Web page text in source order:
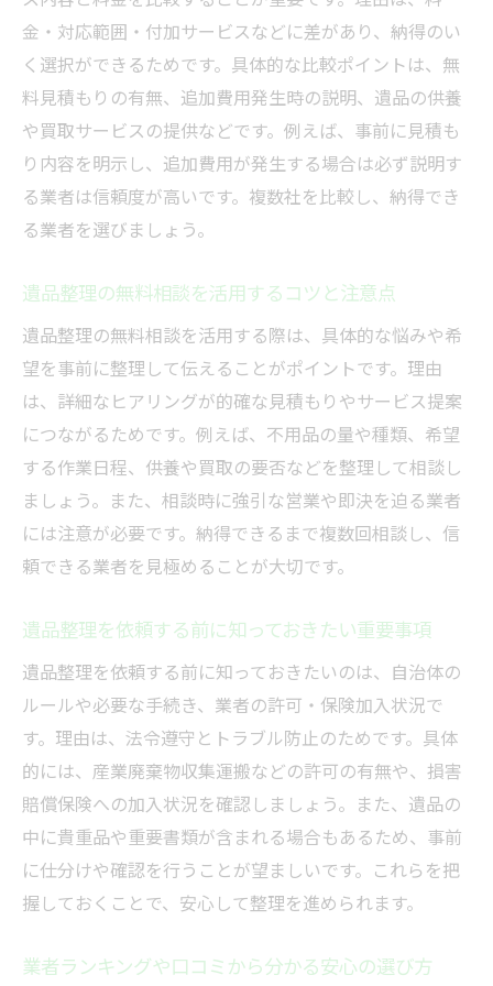
悪質な不用品回収業者を見抜くための基準
不用品回収でトラブルを避ける賢い対策法
口コミで分かる危険な業者の共通点
許可や実績で選ぶ安心の業者とは
不用品回収業者の危険性と安全な依頼先の
探し方
費用相場を把握して遺品整理の負担を減らす
遺品整理の費用相場を知るメリットとは
福岡で不用品回収の相場を賢く調べる方法
見積もり時に確認したい費用内訳のポイン
ト
遺品整理の追加料金を防ぐチェックリスト
相場より高い費用を避けるための工夫
費用とサービス内容を比較する際の注意点
無料見積もりで分かる不用品回収業者の強
複数の見積もりを比較して最適な業者を選
ぶ方法
見積もり時の質問で信頼度を見極めるコツ
不用品回収費用の内訳を詳しく確認するポ
イント
オンラインや電話で簡単見積もりを依頼す
る流れ
法
金・対応範囲・付加サービスなどに差があり、納得のい
く選択ができるためです。具体的な比較ポイントは、無
料見積もりの有無、追加費用発生時の説明、遺品の供養
や買取サービスの提供などです。例えば、事前に見積も
り内容を明示し、追加費用が発生する場合は必ず説明す
る業者は信頼度が高いです。複数社を比較し、納得でき
る業者を選びましょう。
遺品整理の無料相談を活用するコツと注意点
遺品整理の無料相談を活用する際は、具体的な悩みや希
望を事前に整理して伝えることがポイントです。理由
は、詳細なヒアリングが的確な見積もりやサービス提案
につながるためです。例えば、不用品の量や種類、希望
する作業日程、供養や買取の要否などを整理して相談し
ましょう。また、相談時に強引な営業や即決を迫る業者
には注意が必要です。納得できるまで複数回相談し、信
頼できる業者を見極めることが大切です。
遺品整理を依頼する前に知っておきたい重要事項
遺品整理を依頼する前に知っておきたいのは、自治体の
ルールや必要な手続き、業者の許可・保険加入状況で
す。理由は、法令遵守とトラブル防止のためです。具体
的には、産業廃棄物収集運搬などの許可の有無や、損害
賠償保険への加入状況を確認しましょう。また、遺品の
中に貴重品や重要書類が含まれる場合もあるため、事前
に仕分けや確認を行うことが望ましいです。これらを把
握しておくことで、安心して整理を進められます。
業者ランキングや口コミから分かる安心の選び方